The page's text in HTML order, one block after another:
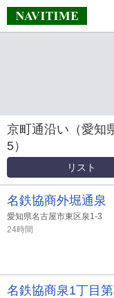
京町通沿い（愛知
5）
リスト
名鉄協商外堀通泉
愛知県名古屋市東区泉1-3
24時間
名鉄協商泉1丁目